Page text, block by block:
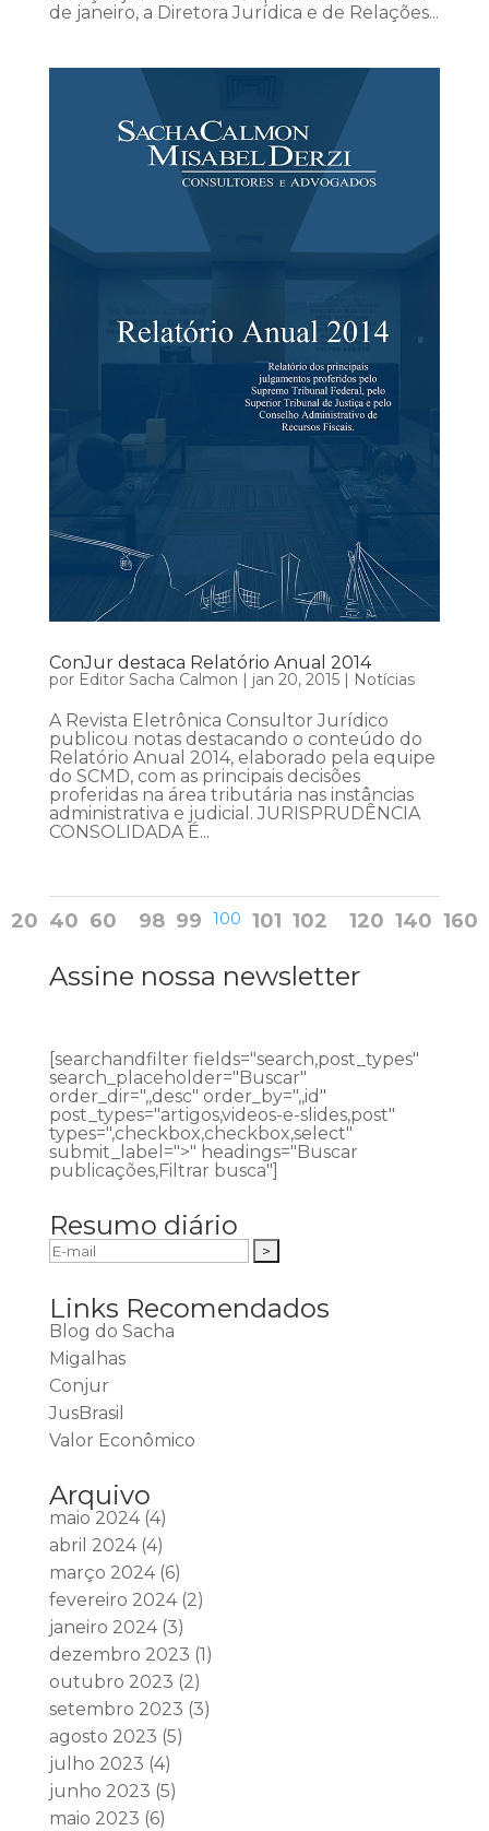
de janeiro, a Diretora Jurídica e de Relações...
ConJur destaca Relatório Anual 2014
por Editor Sacha Calmon | jan 20, 2015| Notícias
A Revista Eletrônica Consultor Jurídico
publicou notas destacando o conteúdo do
Relatório Anual 2014, elaborado pela equipe
do SCMD, com as principais decisões
proferidas na área tributária nas instâncias
administrativa e judicial. JURISPRUDÊNCIA
CONSOLIDADA É...
20 40 60 98 99 100 101 102 120 140 160
Assine nossa newsletter
[searchandfilter fields="search,post_types"
search_placeholder="Buscar"
order_dir=",,desc" order_by=",,id"
post_types="artigos,videos-e-slides,post"
types=",checkbox,checkbox,select"
submit_label=">" headings="Buscar
publicações,Filtrar busca"]
Resumo diário
Links Recomendados
Blog do Sacha
Migalhas
Conjur
JusBrasil
Valor Econômico
Arquivo
maio 2024(4)
abril 2024(4)
março 2024(6)
fevereiro 2024(2)
janeiro 2024(3)
dezembro 2023 (1)
outubro 2023 (2)
setembro 2023 (3)
agosto 2023 (5)
julho 2023 (4)
junho 2023 (5)
maio 2023 (6)